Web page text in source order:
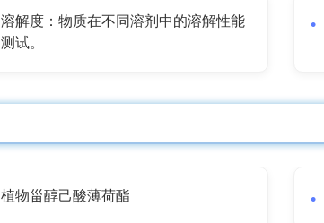
溶解度：物质在不同溶剂中的溶解性能
测试。
植物甾醇己酸薄荷酯